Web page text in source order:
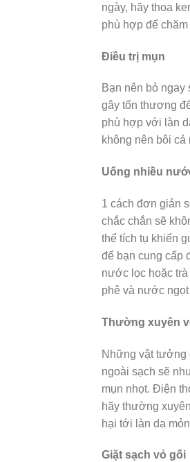
ngày, hãy thoa
phù hợp để
Điều trị mụn
Bạn nên bỏ ngay
gây tổn thương
phù hợp với làn
không nên bôi
Uống nhiều
1 cách đơn giản
chắc chắn sẽ
thể tích tụ khiến
để bạn cung cấp
nước lọc hoặc
phê và nước
Thường xuyên
Những vật tưởng
ngoài sạch sẽ
mụn nhọt. Điện
hãy thường
hại tới làn da
Giặt sạch vỏ gối